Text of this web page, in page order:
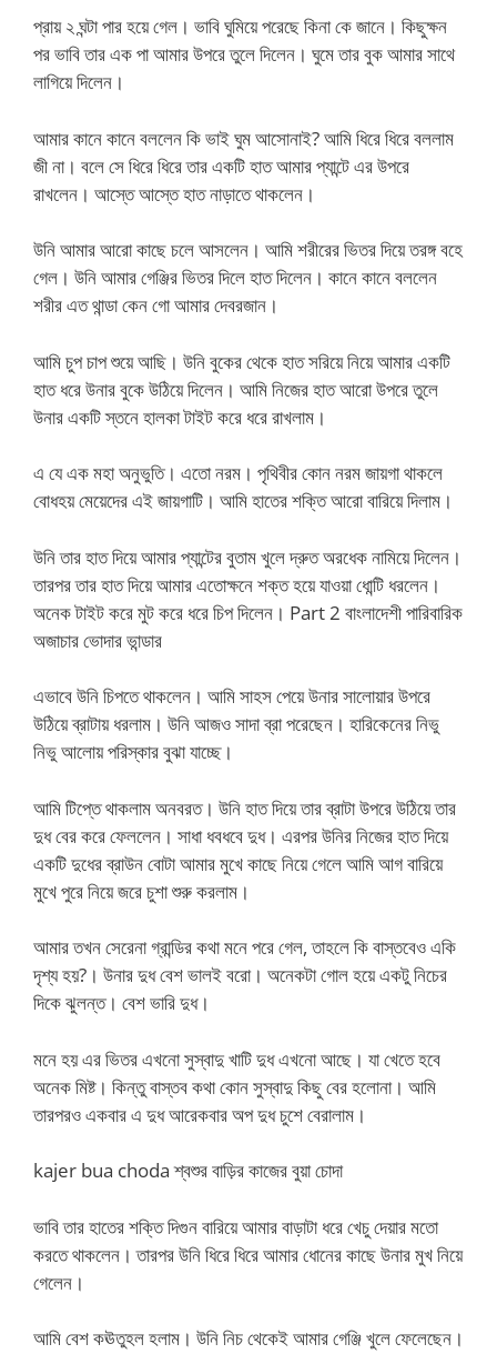
প্রায় ২ ঘন্টা পার হয়ে গেল। ভাবি ঘুমিয়ে পরেছে কিনা কে জানে। কিছুক্ষন
পর ভাবি তার এক পা আমার উপরে তুলে দিলেন। ঘুমে তার বুক আমার সাথে
লাগিয়ে দিলেন।
আমার কানে কানে বললেন কি ভাই ঘুম আসোনাই? আমি ধিরে ধিরে বললাম
জী না। বলে সে ধিরে ধিরে তার একটি হাত আমার প্যান্টে এর উপরে
রাখলেন। আস্তে আস্তে হাত নাড়াতে থাকলেন।
উনি আমার আরো কাছে চলে আসলেন। আমি শরীরের ভিতর দিয়ে তরঙ্গ বহে
গেল। উনি আমার গেঞ্জির ভিতর দিলে হাত দিলেন। কানে কানে বললেন
শরীর এত থান্ডা কেন গো আমার দেবরজান।
আমি চুপ চাপ শুয়ে আছি। উনি বুকের থেকে হাত সরিয়ে নিয়ে আমার একটি
হাত ধরে উনার বুকে উঠিয়ে দিলেন। আমি নিজের হাত আরো উপরে তুলে
উনার একটি স্তনে হালকা টাইট করে ধরে রাখলাম।
এ যে এক মহা অনুভুতি। এতো নরম। পৃথিবীর কোন নরম জায়গা থাকলে
বোধহয় মেয়েদের এই জায়গাটি। আমি হাতের শক্তি আরো বারিয়ে দিলাম।
উনি তার হাত দিয়ে আমার প্যান্টের বুতাম খুলে দ্রুত অরধেক নামিয়ে দিলেন।
তারপর তার হাত দিয়ে আমার এতোক্ষনে শক্ত হয়ে যাওয়া ধোন্টি ধরলেন।
অনেক টাইট করে মুট করে ধরে চিপ দিলেন। Part 2 বাংলাদেশী পারিবারিক
অজাচার ভোদার ভান্ডার
এভাবে উনি চিপতে থাকলেন। আমি সাহস পেয়ে উনার সালোয়ার উপরে
উঠিয়ে ব্রাটায় ধরলাম। উনি আজও সাদা ব্রা পরেছেন। হারিকেনের নিভু
নিভু আলোয় পরিস্কার বুঝা যাচ্ছে।
আমি টিপ্তে থাকলাম অনবরত। উনি হাত দিয়ে তার ব্রাটা উপরে উঠিয়ে তার
দুধ বের করে ফেললেন। সাধা ধবধবে দুধ। এরপর উনির নিজের হাত দিয়ে
একটি দুধের ব্রাউন বোটা আমার মুখে কাছে নিয়ে গেলে আমি আগ বারিয়ে
মুখে পুরে নিয়ে জরে চুশা শুরু করলাম।
আমার তখন সেরেনা গ্রান্ডির কথা মনে পরে গেল, তাহলে কি বাস্তবেও একি
দৃশ্য হয়?। উনার দুধ বেশ ভালই বরো। অনেকটা গোল হয়ে একটু নিচের
দিকে ঝুলন্ত। বেশ ভারি দুধ।
মনে হয় এর ভিতর এখনো সুস্বাদু খাটি দুধ এখনো আছে। যা খেতে হবে
অনেক মিষ্ট। কিন্তু বাস্তব কথা কোন সুস্বাদু কিছু বের হলোনা। আমি
তারপরও একবার এ দুধ আরেকবার অপ দুধ চুশে বেরালাম।
kajer bua choda শ্বশুর বাড়ির কাজের বুয়া চোদা
ভাবি তার হাতের শক্তি দিগুন বারিয়ে আমার বাড়াটা ধরে খেচু দেয়ার মতো
করতে থাকলেন। তারপর উনি ধিরে ধিরে আমার ধোনের কাছে উনার মুখ নিয়ে
গেলেন।
আমি বেশ কঊতুহল হলাম। উনি নিচ থেকেই আমার গেঞ্জি খুলে ফেলেছেন।